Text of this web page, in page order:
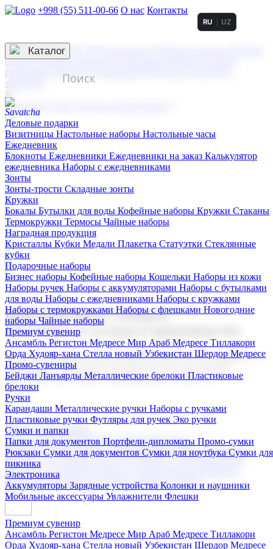
+998 (55) 511-00-66 О нас Контакты
3D гравировка
смолой (Doming)
гравировка твердая
тиснение
RU UZ
☰
Контакты
Каталог
Деловые подарки
Визитницы Настольные наборы Настольные часы
Ежедневник
Блокноты Ежедневники Ежедневники на заказ Калькулятор
ежедневника Наборы с ежедневниками
Зонты
Зонты-трости Складные зонты
Кружки
Бокалы Бутылки для воды Кофейные наборы Кружки Стаканы
Термокружки Термосы Чайные наборы
Наградная продукция
Kристаллы Кубки Медали Плакетка Статуэтки Стеклянные
кубки
Подарочные наборы
Бизнес наборы Кофейные наборы Кошельки Наборы из кожи
Наборы ручек Наборы с аккумуляторами Наборы с бутылками
для воды Наборы с ежедневниками Наборы с кружками
Наборы с термокружками Наборы с флешками Новогодние
наборы Чайные наборы
Премиум сувенир
Ансамбль Регистон Медресе Мир Араб Медресе Тиллакори
Орда Худояр-хана Стелла новый Узбекистан Шердор Медресе
Промо-сувениры
Бейджи Ланъярды Металлические брелоки Пластиковые
брелоки
Ручки
Карандаши Металлические ручки Наборы с ручками
Пластиковые ручки Футляры для ручек Эко ручки
Сумки и папки
Папки для документов Портфели-дипломаты Промо-сумки
Рюкзаки Сумки для документов Сумки для ноутбука Сумки для
пикника
Электроника
Аккумуляторы Зарядные устройства Колонки и наушники
Мобильные аксессуары Увлажнители Флешки
Корпоративные подарки
Поставка со склада и производство
Мы предлагаем широкий выбор корпоративных подарков и
сувениров с логотипом. В нашем каталоге вы найдете
продукцию для бизнеса, мероприятия и клиентов.
Подарочные наборы
Бизнес наборыКофейные наборы Кошельки
Наборы из кожиНаборы ручекНаборы с аккумуляторами
Наборы с бутылками для воды
Наборы с ежедневниками
Наборы с кружками
флешкамиНовогодние наборыЧайные наборы
Премиум сувенир
Ансамбль Регистон Медресе Мир Араб Медресе Тиллакори
Орда Худояр-хана Стелла новый Узбекистан Шердор Медресе